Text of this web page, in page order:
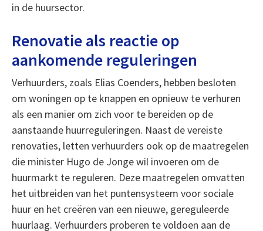
in de huursector.
Renovatie als reactie op
aankomende reguleringen
Verhuurders, zoals Elias Coenders, hebben besloten
om woningen op te knappen en opnieuw te verhuren
als een manier om zich voor te bereiden op de
aanstaande huurreguleringen. Naast de vereiste
renovaties, letten verhuurders ook op de maatregelen
die minister Hugo de Jonge wil invoeren om de
huurmarkt te reguleren. Deze maatregelen omvatten
het uitbreiden van het puntensysteem voor sociale
huur en het creëren van een nieuwe, gereguleerde
huurlaag. Verhuurders proberen te voldoen aan de